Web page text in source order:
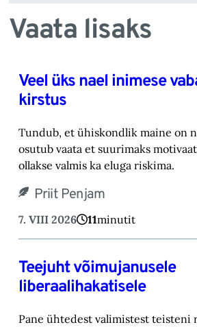
Vaata lisaks
Veel üks nael inimese
kirstus
Tundub, et ühiskondlik maine on
osutub vaata et suurimaks
ollakse valmis ka eluga riskima.‎
Priit Penjam
7. VIII 2026 11minutit
Teejuht võimujanusele
liberaalihakatisele
Pane ühtedest valimistest teisteni